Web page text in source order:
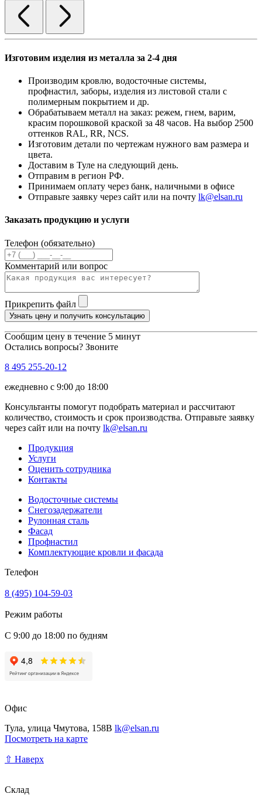
Изготовим изделия из металла за 2-4 дня
Производим кровлю, водосточные системы,
профнастил, заборы, изделия из листовой стали с
полимерным покрытием и др.
Обрабатываем металл на заказ: режем, гнем, варим,
красим порошковой краской за 48 часов. На выбор 2500
оттенков RAL, RR, NCS.
Изготовим детали по чертежам нужного вам размера и
цвета.
Доставим в Туле на следующий день.
Отправим в регион РФ.
Принимаем оплату через банк, наличными в офисе
Отправьте заявку через сайт или на почту lk@elsan.ru
Заказать продукцию и услуги
Телефон (обязательно)
Комментарий или вопрос
Прикрепить файл
Узнать цену и получить консультацию
Сообщим цену в течение 5 минут
Остались вопросы? Звоните
8 495 255-20-12
ежедневно с 9:00 до 18:00
Консультанты помогут подобрать материал и рассчитают
количество, стоимость и срок производства. Отправьте заявку
через сайт или на почту lk@elsan.ru
Продукция
Услуги
Оценить сотрудника
Контакты
Водосточные системы
Снегозадержатели
Рулонная сталь
Фасад
Профнастил
Комплектующие кровли и фасада
Телефон
8 (495) 104-59-03
Режим работы
С 9:00 до 18:00 по будням
Офис
Тула, улица Чмутова, 158В lk@elsan.ru
Посмотреть на карте
⇧ Наверх
Склад